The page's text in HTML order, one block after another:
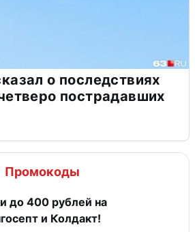
о последствиях
пострадавших
Промокоды
до 400 рублей на
и Колдакт!